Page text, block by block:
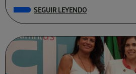
SEGUIR LEYENDO